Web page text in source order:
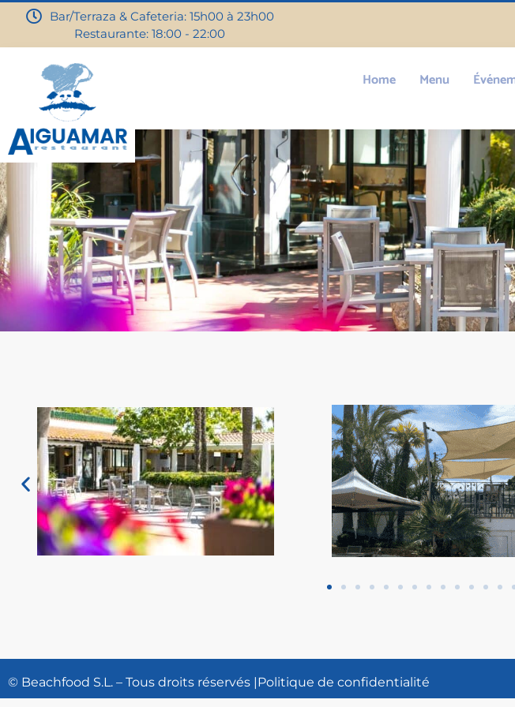
Bar/Terraza & Cafeteria: 15h00 à 23h00
Restaurante: 18:00 - 22:00
Home Menu
© Beachfood S.L. – Tous droits réservés |Politique de confidentialité